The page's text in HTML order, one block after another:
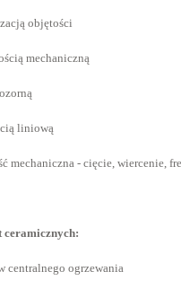
objętości
mechaniczną
liniową
mechaniczna - cięcie, wiercenie,
ceramicznych:
centralnego ogrzewania